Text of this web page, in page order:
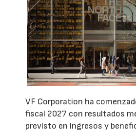
VF Corporation ha
fiscal 2027 con resultados
previsto en ingresos y